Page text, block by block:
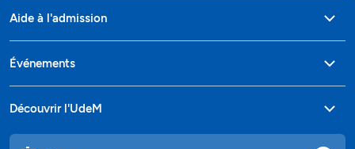
Aide à l'admission
Événements
Découvrir l'UdeM